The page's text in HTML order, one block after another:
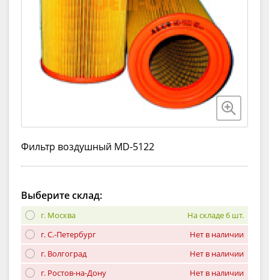
Фильтр воздушный MD-5122
Выберите склад:
г. Москва
На складе 6 шт.
г. С.-Петербург
Нет в наличии
г. Волгоград
Нет в наличии
г. Ростов-на-Дону
Нет в наличии